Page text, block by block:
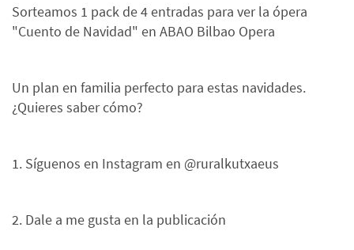
Sorteamos 1 pack de 4 entradas para ver la ópera
"Cuento de Navidad" en ABAO Bilbao Opera
Un plan en familia perfecto para estas navidades.
¿Quieres saber cómo?
1. Síguenos en Instagram en @ruralkutxaeus
2. Dale a me gusta en la publicación